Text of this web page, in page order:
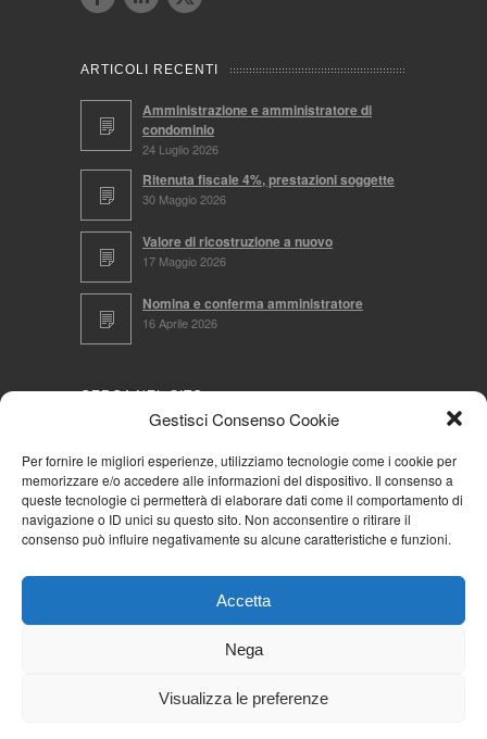
Gestisci Consenso Cookie
Per fornire le migliori esperienze, utilizziamo tecnologie come i cookie per
memorizzare e/o accedere alle informazioni del dispositivo. Il consenso a
queste tecnologie ci permetterà di elaborare dati come il comportamento di
navigazione o ID unici su questo sito. Non acconsentire o ritirare il
consenso può influire negativamente su alcune caratteristiche e funzioni.
Accetta
Nega
Visualizza le preferenze
ARTICOLI RECENTI
Amministrazione e amministratore di
condominio
24 Luglio 2026
Ritenuta fiscale 4%, prestazioni soggette
30 Maggio 2026
Valore di ricostruzione a nuovo
17 Maggio 2026
Nomina e conferma amministratore
16 Aprile 2026
CERCA NEL SITO
NAVIGA PER
Mappa completa
Cookie Policy (UE)
Iscriviti alla Community AziendaCondominio